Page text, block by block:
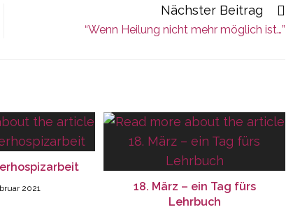
Nächster Beitrag
“Wenn Heilung nicht mehr möglich ist…”
2021
18. März – ein Tag fürs
Lehrbuch